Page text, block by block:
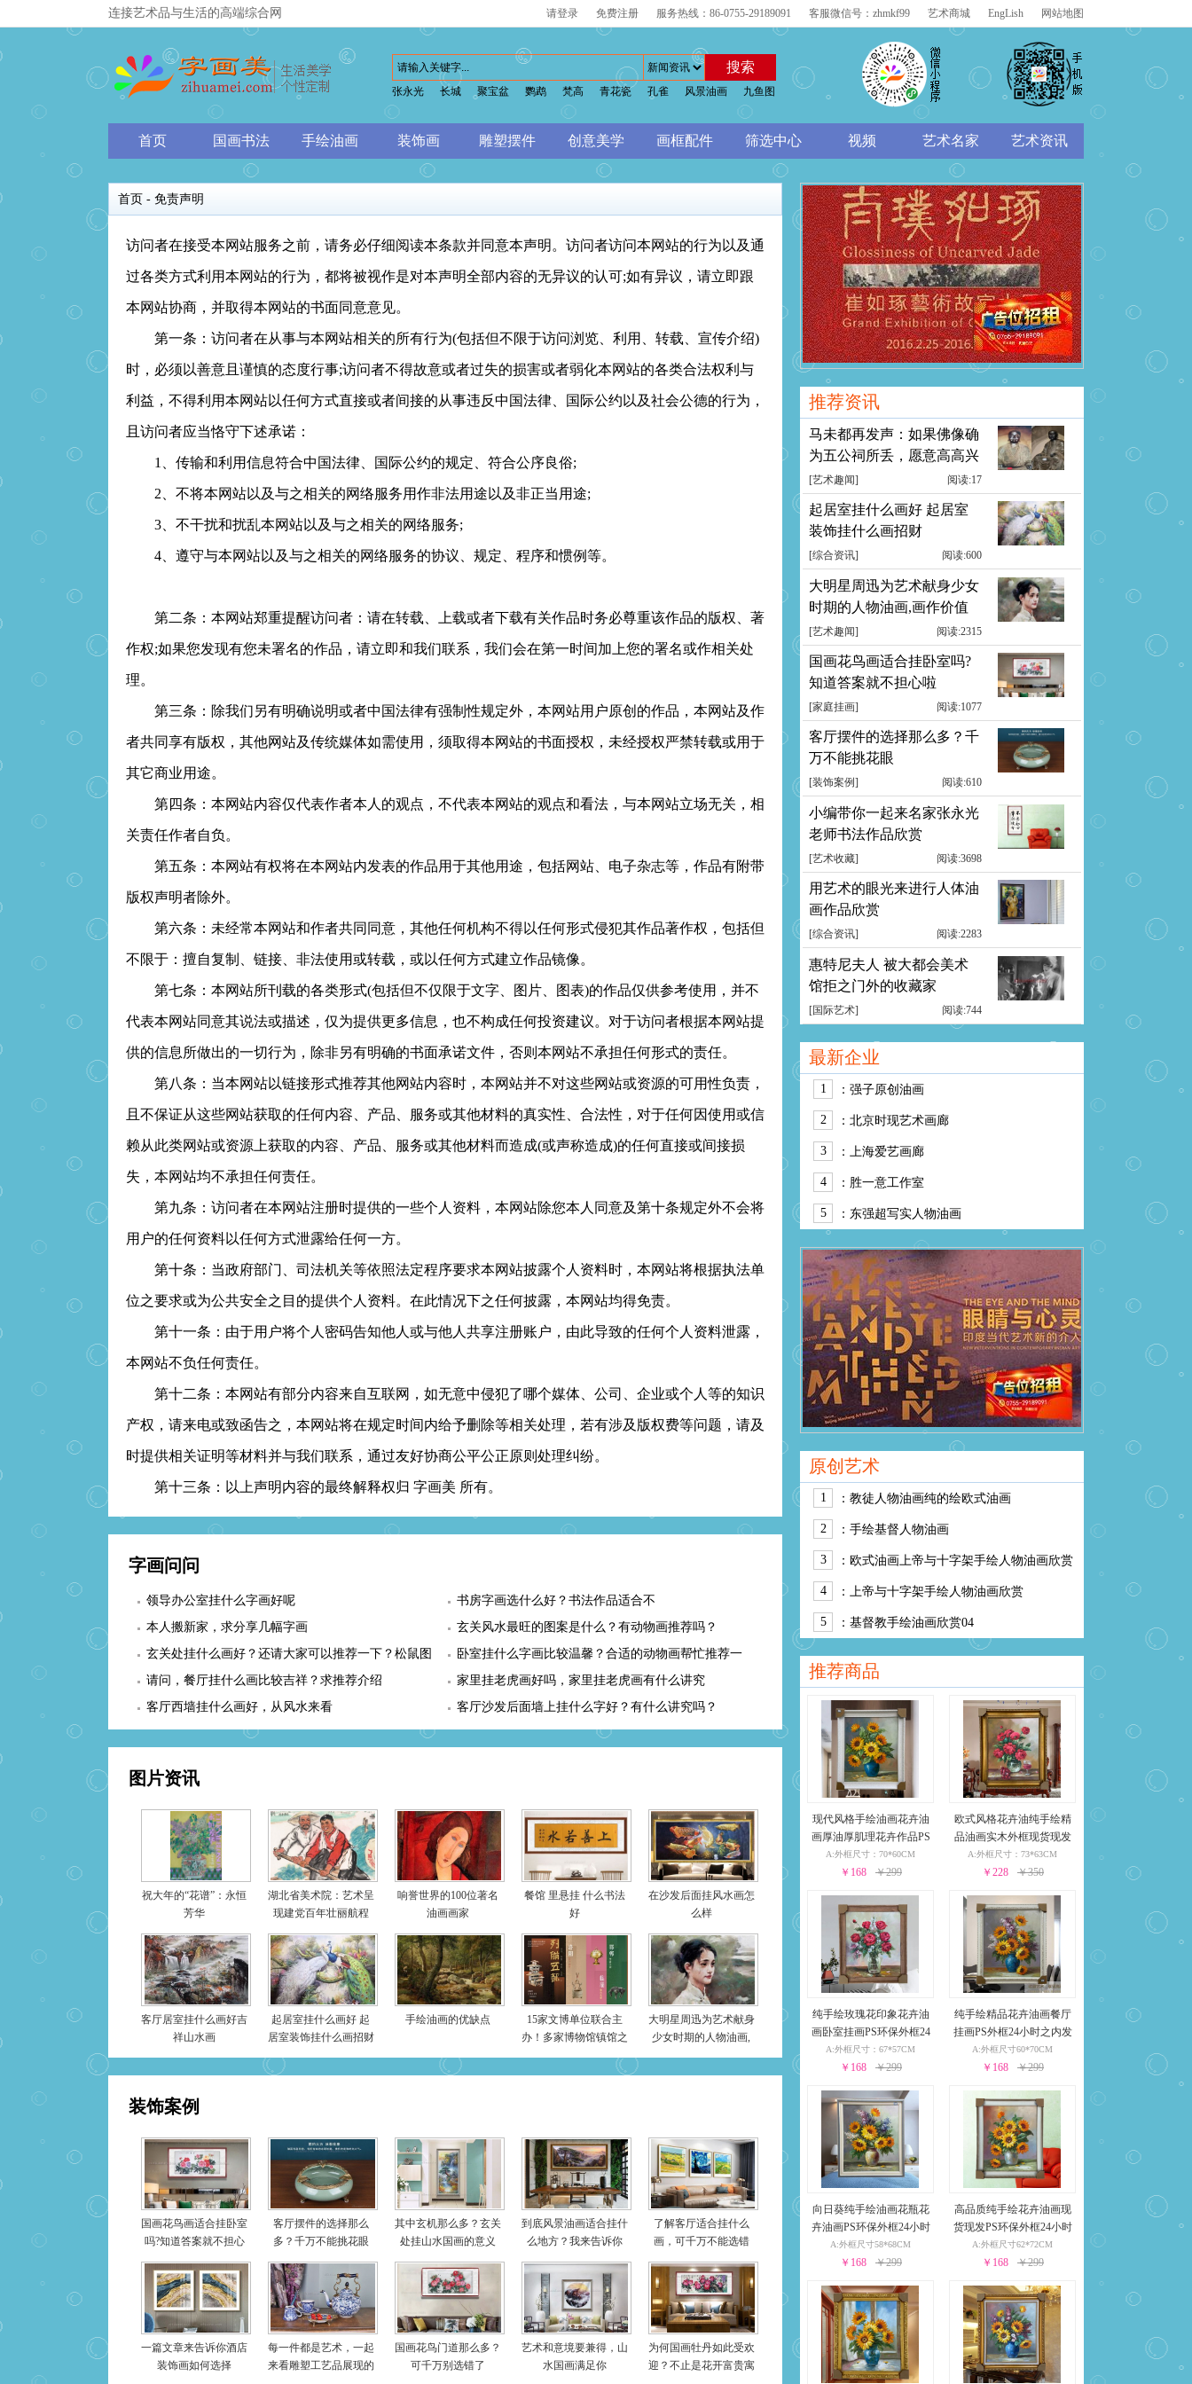
连接艺术品与生活的高端综合网 请登录 免费注册 服务热线：86-0755-29189091 客服微信号：zhmkf99 艺术商城 EngLish 网站地图
搜索
张永光 长城 聚宝盆 鹦鹉 梵高 青花瓷 孔雀 风景油画 九鱼图
首页 国画书法 手绘油画 装饰画 雕塑摆件 创意美学 画框配件 筛选中心 视频 艺术名家 艺术资讯
首页 - 免责声明
访问者在接受本网站服务之前，请务必仔细阅读本条款并同意本声明。访问者访问本网站的行为以及通
过各类方式利用本网站的行为，都将被视作是对本声明全部内容的无异议的认可;如有异议，请立即跟
本网站协商，并取得本网站的书面同意意见。
第一条：访问者在从事与本网站相关的所有行为(包括但不限于访问浏览、利用、转载、宣传介绍)
时，必须以善意且谨慎的态度行事;访问者不得故意或者过失的损害或者弱化本网站的各类合法权利与
利益，不得利用本网站以任何方式直接或者间接的从事违反中国法律、国际公约以及社会公德的行为，
且访问者应当恪守下述承诺：
1、传输和利用信息符合中国法律、国际公约的规定、符合公序良俗;
2、不将本网站以及与之相关的网络服务用作非法用途以及非正当用途;
3、不干扰和扰乱本网站以及与之相关的网络服务;
4、遵守与本网站以及与之相关的网络服务的协议、规定、程序和惯例等。
第二条：本网站郑重提醒访问者：请在转载、上载或者下载有关作品时务必尊重该作品的版权、著
作权;如果您发现有您未署名的作品，请立即和我们联系，我们会在第一时间加上您的署名或作相关处
理。
第三条：除我们另有明确说明或者中国法律有强制性规定外，本网站用户原创的作品，本网站及作
者共同享有版权，其他网站及传统媒体如需使用，须取得本网站的书面授权，未经授权严禁转载或用于
其它商业用途。
第四条：本网站内容仅代表作者本人的观点，不代表本网站的观点和看法，与本网站立场无关，相
关责任作者自负。
第五条：本网站有权将在本网站内发表的作品用于其他用途，包括网站、电子杂志等，作品有附带
版权声明者除外。
第六条：未经常本网站和作者共同同意，其他任何机构不得以任何形式侵犯其作品著作权，包括但
不限于：擅自复制、链接、非法使用或转载，或以任何方式建立作品镜像。
第七条：本网站所刊载的各类形式(包括但不仅限于文字、图片、图表)的作品仅供参考使用，并不
代表本网站同意其说法或描述，仅为提供更多信息，也不构成任何投资建议。对于访问者根据本网站提
供的信息所做出的一切行为，除非另有明确的书面承诺文件，否则本网站不承担任何形式的责任。
第八条：当本网站以链接形式推荐其他网站内容时，本网站并不对这些网站或资源的可用性负责，
且不保证从这些网站获取的任何内容、产品、服务或其他材料的真实性、合法性，对于任何因使用或信
赖从此类网站或资源上获取的内容、产品、服务或其他材料而造成(或声称造成)的任何直接或间接损
失，本网站均不承担任何责任。
第九条：访问者在本网站注册时提供的一些个人资料，本网站除您本人同意及第十条规定外不会将
用户的任何资料以任何方式泄露给任何一方。
第十条：当政府部门、司法机关等依照法定程序要求本网站披露个人资料时，本网站将根据执法单
位之要求或为公共安全之目的提供个人资料。在此情况下之任何披露，本网站均得免责。
第十一条：由于用户将个人密码告知他人或与他人共享注册账户，由此导致的任何个人资料泄露，
本网站不负任何责任。
第十二条：本网站有部分内容来自互联网，如无意中侵犯了哪个媒体、公司、企业或个人等的知识
产权，请来电或致函告之，本网站将在规定时间内给予删除等相关处理，若有涉及版权费等问题，请及
时提供相关证明等材料并与我们联系，通过友好协商公平公正原则处理纠纷。
第十三条：以上声明内容的最终解释权归 字画美 所有。
字画问问
领导办公室挂什么字画好呢
书房字画选什么好？书法作品适合不
本人搬新家，求分享几幅字画
玄关风水最旺的图案是什么？有动物画推荐吗？
玄关处挂什么画好？还请大家可以推荐一下？松鼠图
适合么？
卧室挂什么字画比较温馨？合适的动物画帮忙推荐一
幅
请问，餐厅挂什么画比较吉祥？求推荐介绍
家里挂老虎画好吗，家里挂老虎画有什么讲究
客厅西墙挂什么画好，从风水来看
客厅沙发后面墙上挂什么字好？有什么讲究吗？
图片资讯
祝大年的“花谱”：永恒
芳华
湖北省美术院：艺术呈
现建党百年壮丽航程
响誉世界的100位著名
油画画家
餐馆 里悬挂 什么书法
好
在沙发后面挂风水画怎
么样
客厅居室挂什么画好吉
祥山水画
起居室挂什么画好 起
居室装饰挂什么画招财
手绘油画的优缺点
15家文博单位联合主
办！多家博物馆镇馆之
秘秦汉一线城市模
大明星周迅为艺术献身
少女时期的人物油画,
装饰案例
国画花鸟画适合挂卧室
吗?知道答案就不担心
客厅摆件的选择那么
多？千万不能挑花眼
其中玄机那么多？玄关
处挂山水国画的意义
到底风景油画适合挂什
么地方？我来告诉你
了解客厅适合挂什么
画，可千万不能选错
一篇文章来告诉你酒店
装饰画如何选择
每一件都是艺术，一起
来看雕塑工艺品展现的
国画花鸟门道那么多？
可千万别选错了
艺术和意境要兼得，山
水国画满足你
为何国画牡丹如此受欢
迎？不止是花开富贵寓
推荐资讯
马未都再发声：如果佛像确
为五公祠所丢，愿意高高兴
兴送回
[艺术趣闻] 阅读:17
起居室挂什么画好 起居室
装饰挂什么画招财
[综合资讯] 阅读:600
大明星周迅为艺术献身少女
时期的人物油画,画作价值
累计千万元
[艺术趣闻] 阅读:2315
国画花鸟画适合挂卧室吗?
知道答案就不担心啦
[家庭挂画] 阅读:1077
客厅摆件的选择那么多？千
万不能挑花眼
[装饰案例] 阅读:610
小编带你一起来名家张永光
老师书法作品欣赏
[艺术收藏] 阅读:3698
用艺术的眼光来进行人体油
画作品欣赏
[综合资讯] 阅读:2283
惠特尼夫人 被大都会美术
馆拒之门外的收藏家
[国际艺术] 阅读:744
最新企业
1 ： 强子原创油画
2 ： 北京时现艺术画廊
3 ： 上海爱艺画廊
4 ： 胜一意工作室
5 ： 东强超写实人物油画
原创艺术
1 ： 教徒人物油画纯的绘欧式油画
2 ： 手绘基督人物油画
3 ： 欧式油画上帝与十字架手绘人物油画欣赏
4 ： 上帝与十字架手绘人物油画欣赏
5 ： 基督教手绘油画欣赏04
推荐商品
现代风格手绘油画花卉油
画厚油厚肌理花卉作品PS
环保外框现货现发24小时
之内发货
A:外框尺寸：70*60CM
￥168 ￥299
欧式风格花卉油纯手绘精
品油画实木外框现货现发
葡萄花瓶与酒杯24小时之
内发货
A:外框尺寸：73*63CM
￥228 ￥350
纯手绘玫瑰花印象花卉油
画卧室挂画PS环保外框24
小时之内发货
A:外框尺寸：67*57CM
￥168 ￥299
纯手绘精品花卉油画餐厅
挂画PS外框24小时之内发
货
A:外框尺寸60*70CM
￥168 ￥299
向日葵纯手绘油画花瓶花
卉油画PS环保外框24小时
之内发货
A:外框尺寸58*68CM
￥168 ￥299
高品质纯手绘花卉油画现
货现发PS环保外框24小时
之内发货
A:外框尺寸62*72CM
￥168 ￥299